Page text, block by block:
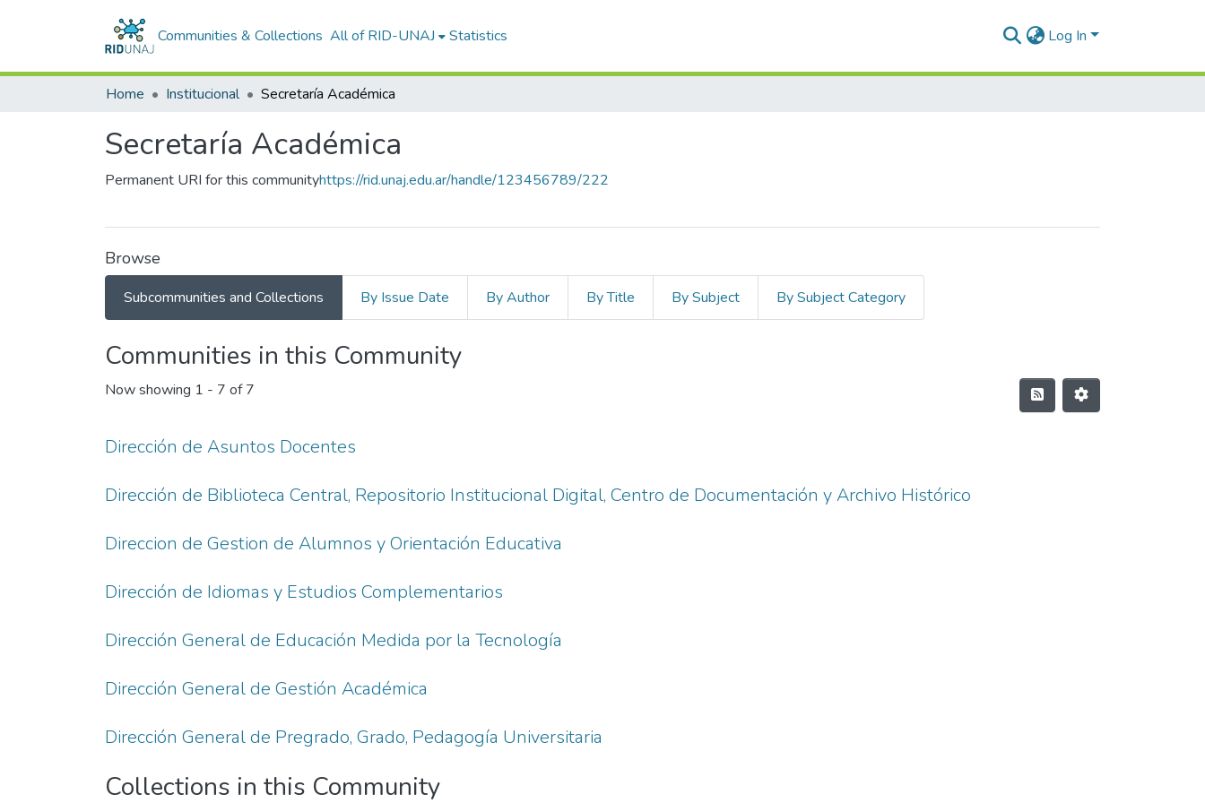
Communities & Collections All of RID-UNAJ Statistics Log In
Home Institucional Secretaría Académica
Secretaría Académica
Permanent URI for this communityhttps://rid.unaj.edu.ar/handle/123456789/222
Browse
Subcommunities and Collections By Issue Date By Author By Title By Subject By Subject Category
Communities in this Community
Now showing 1 - 7 of 7
Dirección de Asuntos Docentes
Dirección de Biblioteca Central, Repositorio Institucional Digital, Centro de Documentación y Archivo Histórico
Direccion de Gestion de Alumnos y Orientación Educativa
Dirección de Idiomas y Estudios Complementarios
Dirección General de Educación Medida por la Tecnología
Dirección General de Gestión Académica
Dirección General de Pregrado, Grado, Pedagogía Universitaria
Collections in this Community